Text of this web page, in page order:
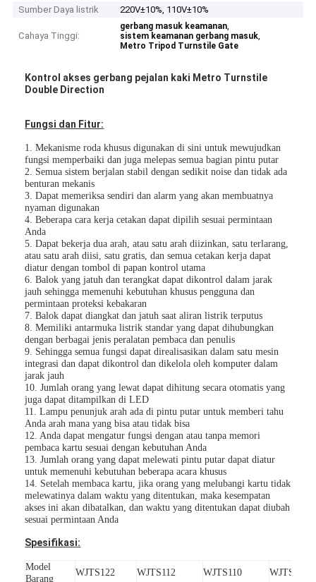
Sumber Daya listrik
220V±10%, 110V±10%
Cahaya Tinggi:
gerbang masuk keamanan,
sistem keamanan gerbang masuk,
Metro Tripod Turnstile Gate
Kontrol akses gerbang pejalan kaki Metro Turnstile
Double Direction
Fungsi dan Fitur:
1. Mekanisme roda khusus digunakan di sini untuk mewujudkan
fungsi memperbaiki dan juga melepas semua bagian pintu putar
2. Semua sistem berjalan stabil dengan sedikit noise dan tidak ada
benturan mekanis
3. Dapat memeriksa sendiri dan alarm yang akan membuatnya
nyaman digunakan
4. Beberapa cara kerja cetakan dapat dipilih sesuai permintaan
Anda
5. Dapat bekerja dua arah, atau satu arah diizinkan, satu terlarang,
atau satu arah diisi, satu gratis, dan semua cetakan kerja dapat
diatur dengan tombol di papan kontrol utama
6. Balok yang jatuh dan terangkat dapat dikontrol dalam jarak
jauh sehingga memenuhi kebutuhan khusus pengguna dan
permintaan proteksi kebakaran
7. Balok dapat diangkat dan jatuh saat aliran listrik terputus
8. Memiliki antarmuka listrik standar yang dapat dihubungkan
dengan berbagai jenis peralatan pembaca dan penulis
9. Sehingga semua fungsi dapat direalisasikan dalam satu mesin
integrasi dan dapat dikontrol dan dikelola oleh komputer dalam
jarak jauh
10. Jumlah orang yang lewat dapat dihitung secara otomatis yang
juga dapat ditampilkan di LED
11. Lampu penunjuk arah ada di pintu putar untuk memberi tahu
Anda arah mana yang bisa atau tidak bisa
12. Anda dapat mengatur fungsi dengan atau tanpa memori
pembaca kartu sesuai dengan kebutuhan Anda
13. Jumlah orang yang dapat melewati pintu putar dapat diatur
untuk memenuhi kebutuhan beberapa acara khusus
14. Setelah membaca kartu, jika orang yang melubangi kartu tidak
melewatinya dalam waktu yang ditentukan, maka kesempatan
akses ini akan dibatalkan, dan waktu yang ditentukan dapat diubah
sesuai permintaan Anda
Spesifikasi:
Model
Barang
WJTS122 WJTS112 WJTS110 WJTS111